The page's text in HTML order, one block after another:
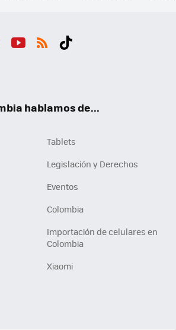
hablamos de...
Tablets
Legislación y Derechos
Eventos
Colombia
Importación de celulares en
Colombia
Xiaomi